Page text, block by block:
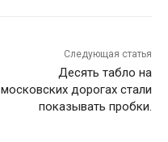
Следующая статья
Десять табло на
московских дорогах стали
показывать пробки.